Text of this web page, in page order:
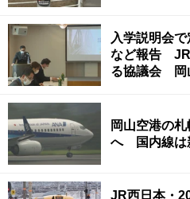
入学説明会
など報告 JR
る協議会 岡
岡山空港の
へ 国内線は
JR西日本・